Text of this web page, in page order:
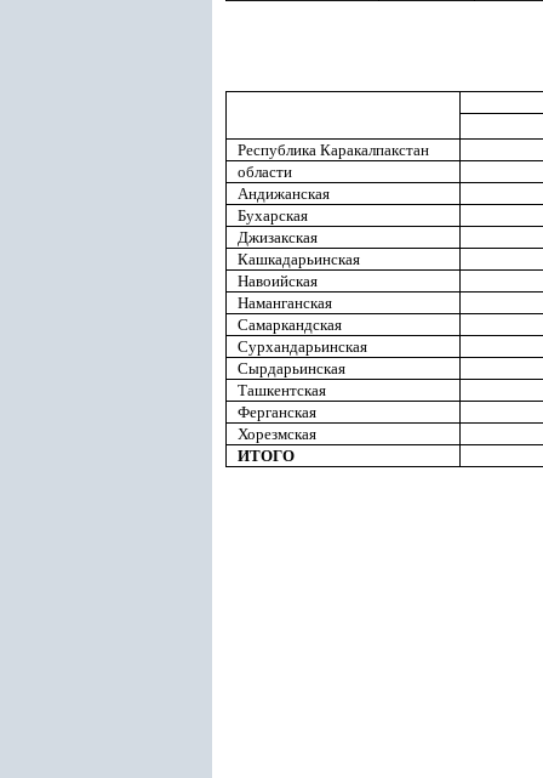
Республика Каракалпакстан
области
Андижанская
Бухарская
Джизакская
Кашкадарьинская
Навоийская
Наманганская
Самаркандская
Сурхандарьинская
Сырдарьинская
Ташкентская
Ферганская
Хорезмская
ИТОГО